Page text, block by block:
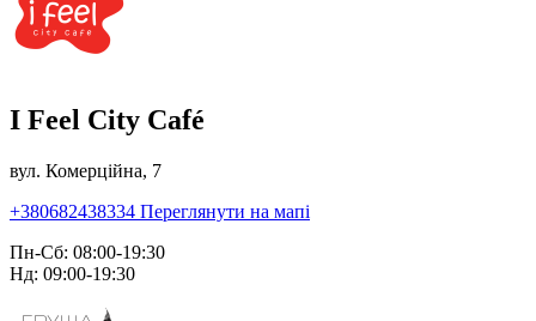
I Feel City Café
вул. Комерційна, 7
+380682438334 Переглянути на мапі
Пн-Сб: 08:00-19:30
Нд: 09:00-19:30